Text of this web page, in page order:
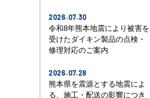
2026.07.30
令和8年熊本地震により被害を
受けたダイキン製品の点検・
修理対応のご案内
2026.07.28
熊本県を震源とする地震によ
る、施工・配送の影響につき